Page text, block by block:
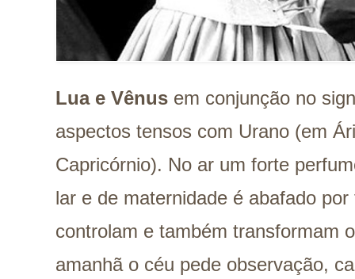
Lua e Vênus em conjunção no
aspectos tensos com Urano (em
Capricórnio). No ar um forte
lar e de maternidade é abafado
controlam e também transformam
amanhã o céu pede observação,